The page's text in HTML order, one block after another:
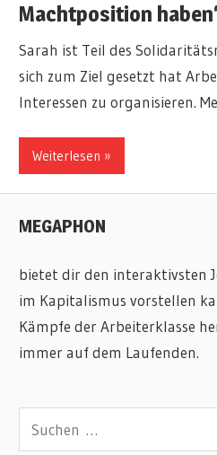
Machtposition
Sarah ist Teil des
sich zum Ziel gesetzt hat
Interessen zu organisieren.
Weiterlesen
MEGAPHON
bietet dir den interaktivsten
im Kapitalismus vorstellen
Kämpfe der Arbeiterklasse
immer auf dem Laufenden.